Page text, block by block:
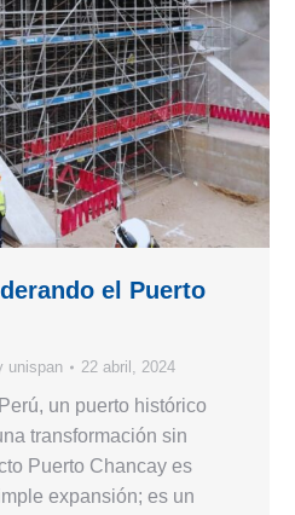
el Puerto
unispan 22 abril, 2024
un puerto histórico
transformación sin
Puerto Chancay es
expansión; es un